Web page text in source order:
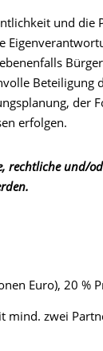
und die
der
erfolgen.
rechtliche und/
Euro), 20 %
zwei